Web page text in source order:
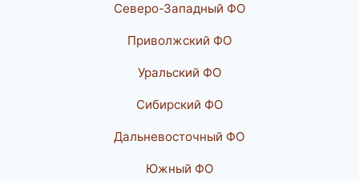
Северо-Западный ФО
Приволжский ФО
Уральский ФО
Сибирский ФО
Дальневосточный ФО
Южный ФО